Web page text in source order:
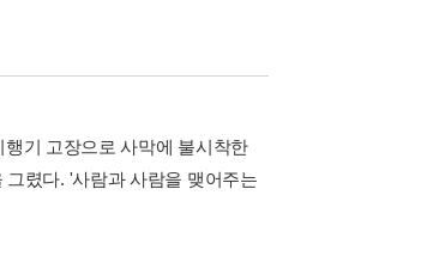
기 고장으로 사막에 불시착한
렸다. '사람과 사람을 맺어주는